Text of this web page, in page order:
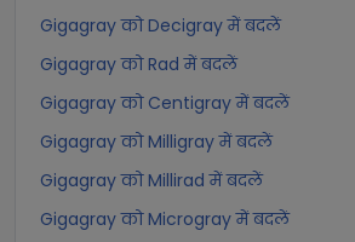
Gigagray को Decigray में बदलें
Gigagray को Rad में बदलें
Gigagray को Centigray में बदलें
Gigagray को Milligray में बदलें
Gigagray को Millirad में बदलें
Gigagray को Microgray में बदलें